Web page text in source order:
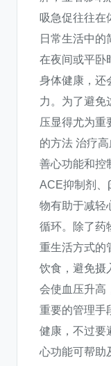
吸急促往往在
日常生活中的
在夜间或平卧
身体健康，还
力。为了避免
压显得尤为重
的方法 治疗
善心功能和控
ACE抑制剂、
物有助于减轻
循环。除了药
重生活方式的
饮食，避免摄
会使血压升高
重要的管理手
健康，不过要
心功能可帮助